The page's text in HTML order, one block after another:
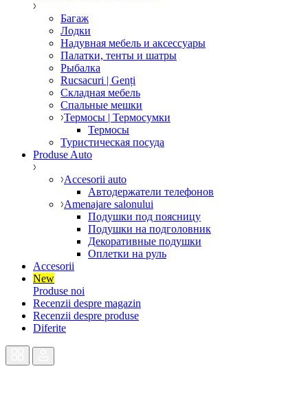
Багаж
Лодки
Надувная мебель и аксессуары
Палатки, тенты и шатры
Рыбалка
Rucsacuri | Genți
Складная мебель
Спальные мешки
Термосы | Термосумки
Термосы
Туристическая посуда
Produse Auto
Accesorii auto
Автодержатели телефонов
Amenajare salonului
Подушки под поясницу
Подушки на подголовник
Декоративные подушки
Оплетки на руль
Accesorii
New
Produse noi
Recenzii despre magazin
Recenzii despre produse
Diferite